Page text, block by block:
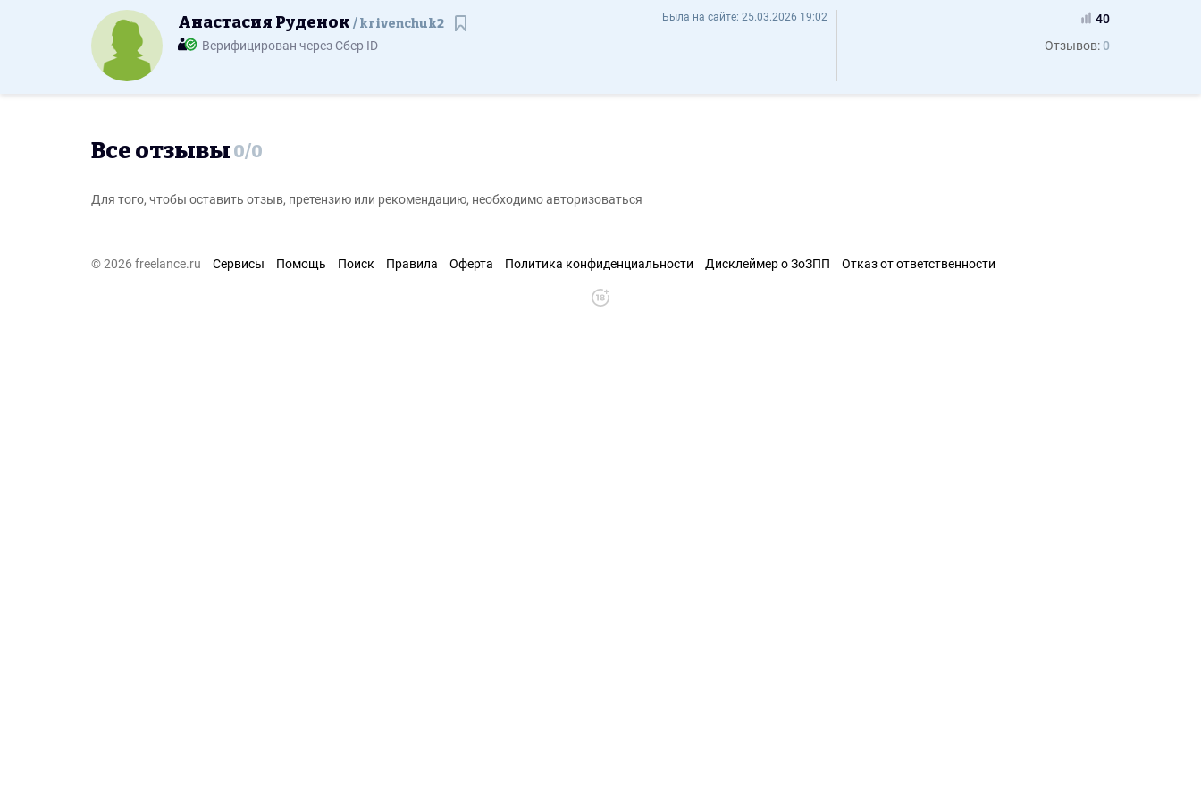
Анастасия Руденок krivenchuk2 - Отзывы
Была на сайте: 25.03.2026 19:02
Анастасия Руденок krivenchuk2
Верифицирован через Сбер ID
40
Отзывов: 0
Все отзывы 0/0
Для того, чтобы оставить отзыв, претензию или рекомендацию, необходимо авторизоваться
© 2026 freelance.ru Сервисы Помощь Поиск Правила Оферта Политика конфиденциальности Дисклеймер о ЗоЗПП Отказ от ответственности